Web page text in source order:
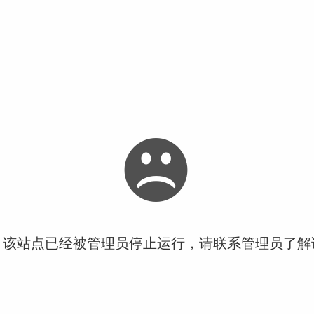
站点已经被管理员停止运行，请联系管理员了